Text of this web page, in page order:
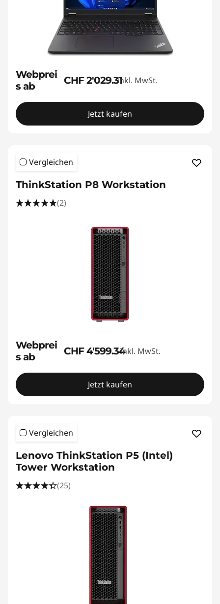
Webprei
s ab
CHF 2'029.31Inkl. MwSt.
Jetzt kaufen
Vergleichen
ThinkStation P8 Workstation
(2)
Webprei
s ab
CHF 4'599.34Inkl. MwSt.
Jetzt kaufen
Vergleichen
Lenovo ThinkStation P5 (Intel)
Tower Workstation
(25)